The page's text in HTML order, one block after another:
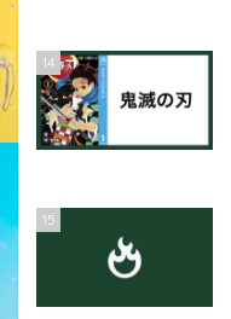
14
15